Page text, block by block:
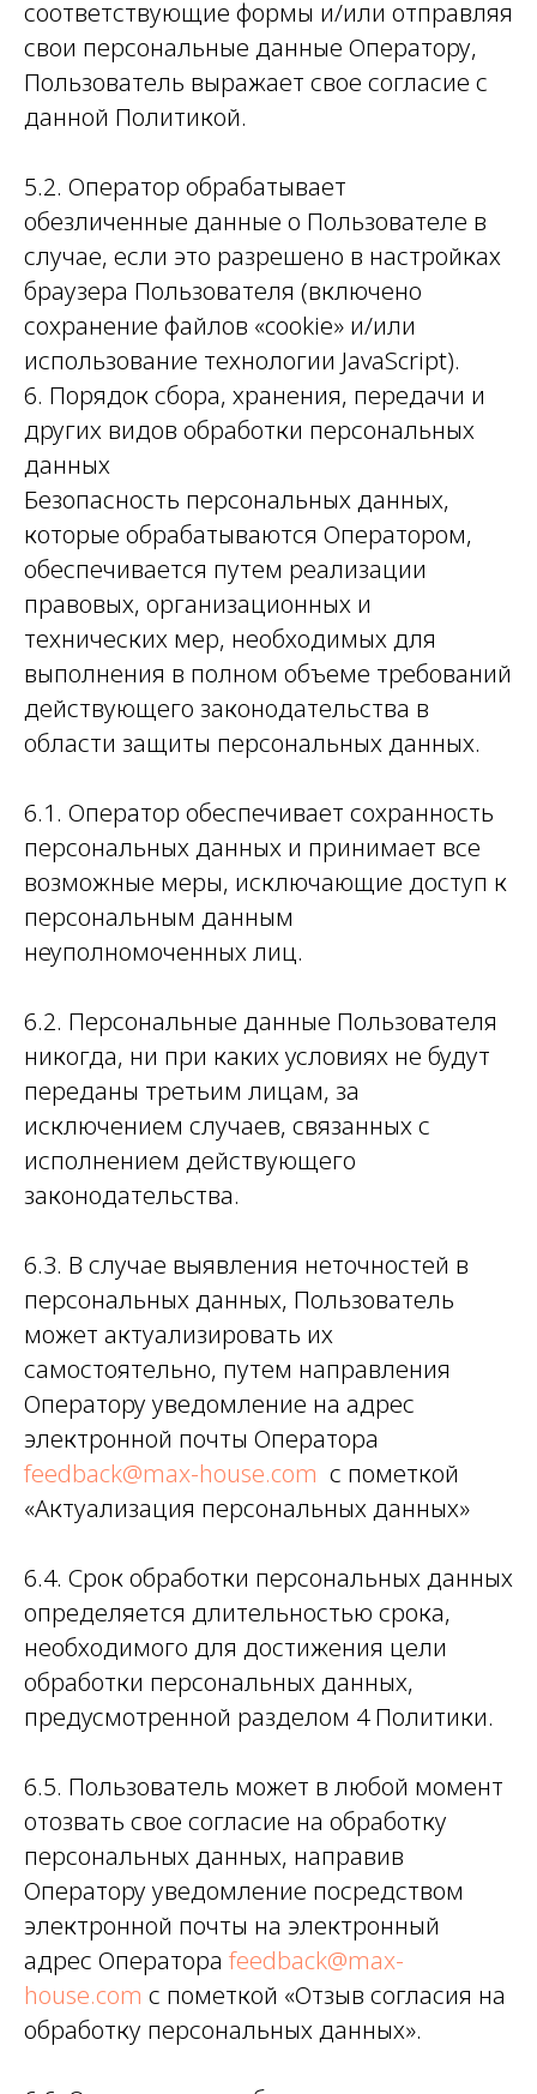
соответствующие формы и/или отправляя
свои персональные данные Оператору,
Пользователь выражает свое согласие с
данной Политикой.
5.2. Оператор обрабатывает
обезличенные данные о Пользователе в
случае, если это разрешено в настройках
браузера Пользователя (включено
сохранение файлов «cookie» и/или
использование технологии JavaScript).
6. Порядок сбора, хранения, передачи и
других видов обработки персональных
данных
Безопасность персональных данных,
которые обрабатываются Оператором,
обеспечивается путем реализации
правовых, организационных и
технических мер, необходимых для
выполнения в полном объеме требований
действующего законодательства в
области защиты персональных данных.
6.1. Оператор обеспечивает сохранность
персональных данных и принимает все
возможные меры, исключающие доступ к
персональным данным
неуполномоченных лиц.
6.2. Персональные данные Пользователя
никогда, ни при каких условиях не будут
переданы третьим лицам, за
исключением случаев, связанных с
исполнением действующего
законодательства.
6.3. В случае выявления неточностей в
персональных данных, Пользователь
может актуализировать их
самостоятельно, путем направления
Оператору уведомление на адрес
электронной почты Оператора
feedback@max-house.com с пометкой
«Актуализация персональных данных»
6.4. Срок обработки персональных данных
определяется длительностью срока,
необходимого для достижения цели
обработки персональных данных,
предусмотренной разделом 4 Политики.
6.5. Пользователь может в любой момент
отозвать свое согласие на обработку
персональных данных, направив
Оператору уведомление посредством
электронной почты на электронный
адрес Оператора feedback@max-
house.com с пометкой «Отзыв согласия на
обработку персональных данных».